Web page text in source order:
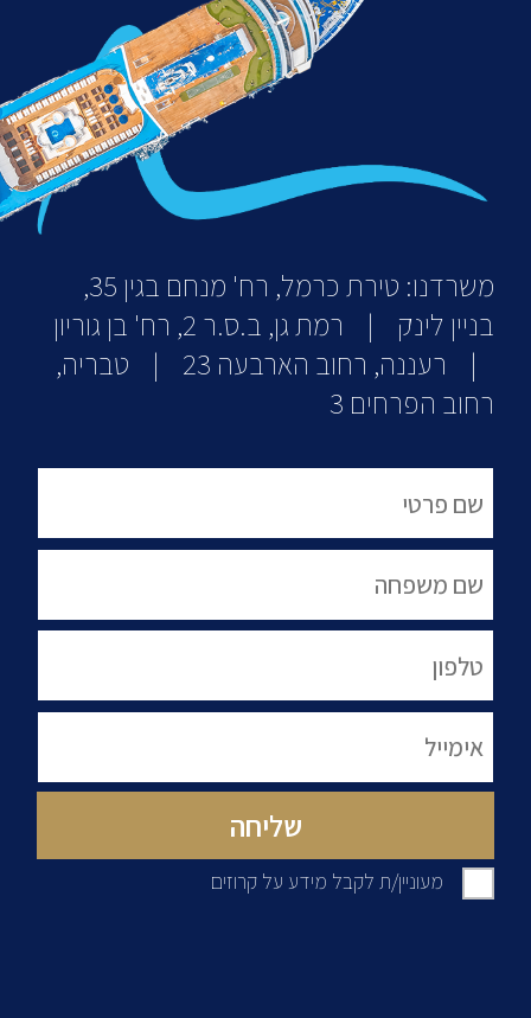
משרדנו: טירת כרמל, רח' מנחם בגין 35,
בניין לינק | רמת גן, ב.ס.ר 2, רח' בן גוריון
| רעננה, רחוב הארבעה 23 | טבריה,
רחוב הפרחים 3
מעוניין/ת לקבל מידע על קרוזים